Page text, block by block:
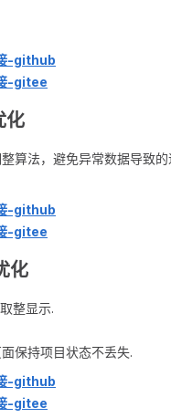
-github
-gitee
化
算法，避免异常数据导致
-github
-gitee
化
整显示.
保持项目状态不丢失.
-github
-gitee